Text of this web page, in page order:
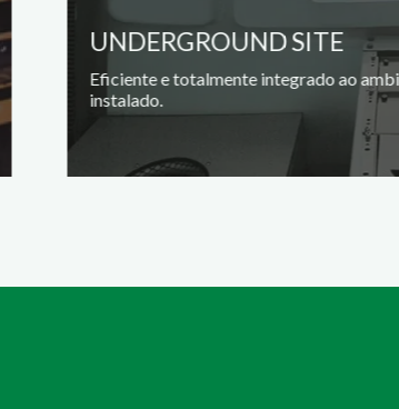
UNDERGROUND SITE
Eficiente e totalmente integrado ao
instalado.